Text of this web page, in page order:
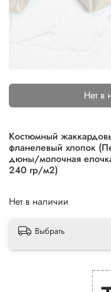
Костюмный
фланелевый хлопок
дюны/молочная
240 гр/м2)
Нет в наличии
Нет в
Выбрать